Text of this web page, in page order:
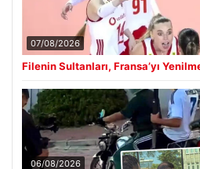
07/08/2026
Filenin Sultanları, Fransa’yı
06/08/2026